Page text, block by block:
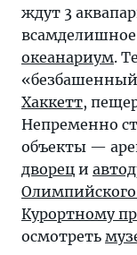
ждут 3
всамделишное
океанариум.
Хаккетт,
Непременно
объекты —
дворец и
Олимпийского
Курортному
осмотреть